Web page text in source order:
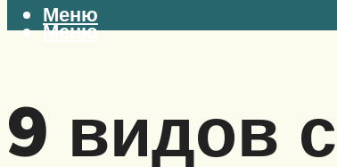
Меню
Меню
9 видов